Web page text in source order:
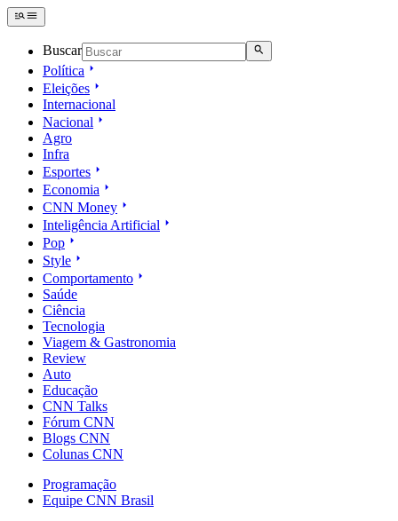
Buscar
Política
Eleições
Internacional
Nacional
Agro
Infra
Esportes
Economia
CNN Money
Inteligência Artificial
Pop
Style
Comportamento
Saúde
Ciência
Tecnologia
Viagem & Gastronomia
Review
Auto
Educação
CNN Talks
Fórum CNN
Blogs CNN
Colunas CNN
Programação
Equipe CNN Brasil